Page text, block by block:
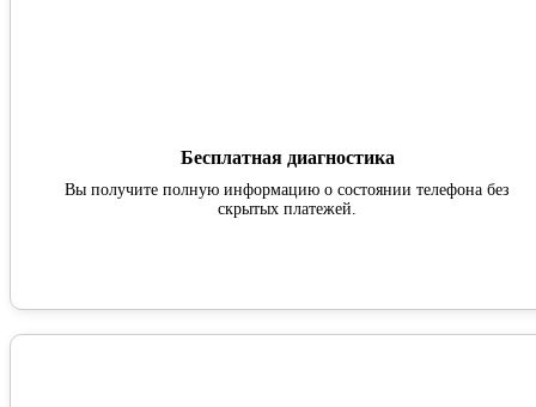
Бесплатная диагностика
Вы получите полную информацию о состоянии телефона без
скрытых платежей.